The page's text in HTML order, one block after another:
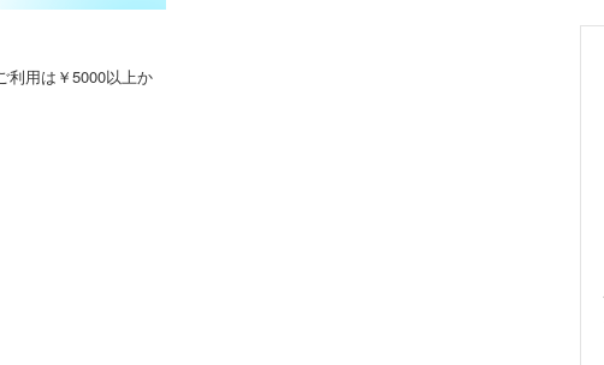
利用は￥5000以上か